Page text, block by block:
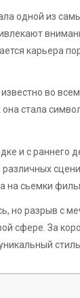
одной из
карьера
во
стала
и с раннего
на сьемки
но разрыв с
сфере. За